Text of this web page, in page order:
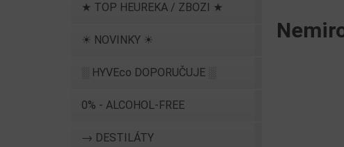
★ TOP HEUREKA / ZBOZI ★
☀ NOVINKY ☀
░ HYVEco DOPORUČUJE ░
0% - ALCOHOL-FREE
→ DESTILÁTY